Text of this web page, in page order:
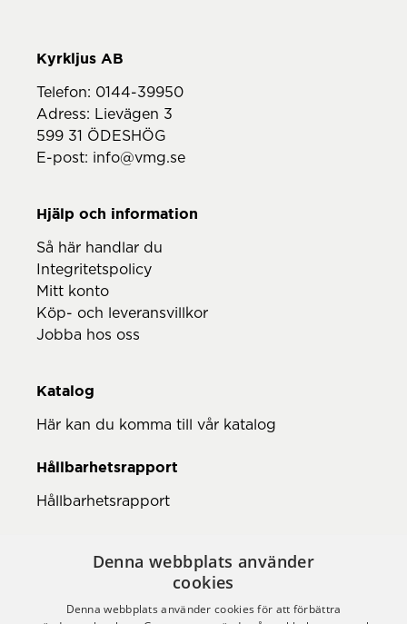
Telefon: 0144-39950
Adress: Lievägen 3
599 31 ÖDESHÖG
E-post: info@vmg.se
Hjälp och information
Så här handlar du
Integritetspolicy
Mitt konto
Köp- och leveransvillkor
Jobba hos oss
Katalog
Här kan du komma till vår katalog
Hållbarhetsrapport
Hållbarhetsrapport
Denna webbplats använder
cookies
Denna webbplats använder cookies för att förbättra